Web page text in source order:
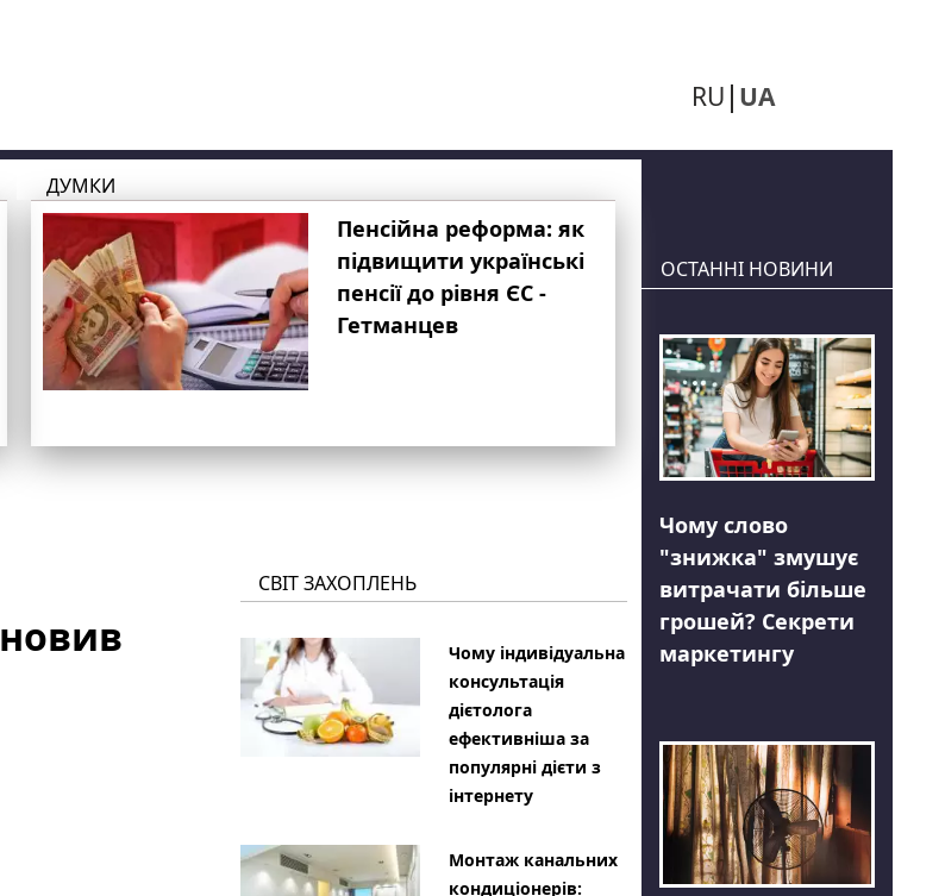
RU UA
ДУМКИ
Пенсійна реформа: як
підвищити українські
пенсії до рівня ЄС -
Гетманцев
СВІТ ЗАХОПЛЕНЬ
Чому індивідуальна
консультація
дієтолога
ефективніша за
популярні дієти з
інтернету
Монтаж канальних
кондиціонерів:
ОСТАННІ НОВИНИ
Чому слово
"знижка" змушує
витрачати більше
грошей? Секрети
маркетингу